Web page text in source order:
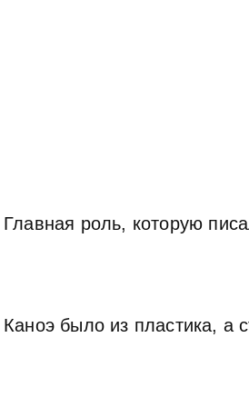
Главная роль, которую
Каноэ было из пластика, а